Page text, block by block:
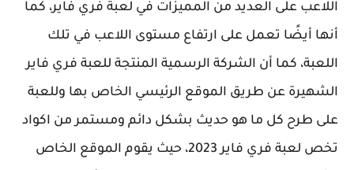
اللاعب على العديد من المميزات في لعبة فري فاير، كما
أنها أيضًا تعمل على ارتفاع مستوى اللاعب في تلك
اللعبة، كما أن الشركة الرسمية المنتجة للعبة فري فاير
الشهيرة عن طريق الموقع الرئيسي الخاص بها وللعبة
على طرح كل ما هو حديث بشكل دائم ومستمر من اكواد
تخص لعبة فري فاير 2023، حيث يقوم الموقع الخاص